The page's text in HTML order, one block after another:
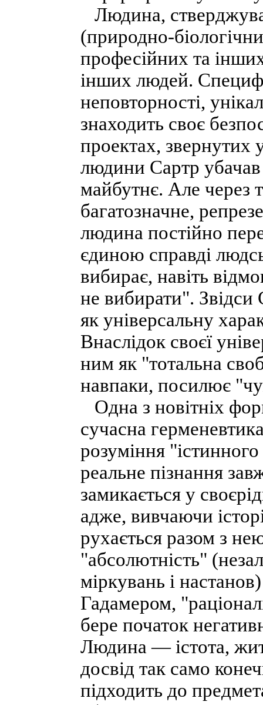
Людина,
(природно-
професійних та
інших людей.
неповторності,
знаходить своє
проектах, звернутих
людини Сартр убачав
майбутнє. Але через
багатозначне,
людина постійно
єдиною справді
вибирає, навіть
не вибирати".
як універсальну
Внаслідок своєї
ним як "тотальна
навпаки, посилює
Одна з новітніх
сучасна
розуміння
реальне пізнання
замикається у
адже, вивчаючи
рухається разом з
"абсолютність"
міркувань і
Гадамером,
бере початок
Людина — істота,
досвід так само
підходить до